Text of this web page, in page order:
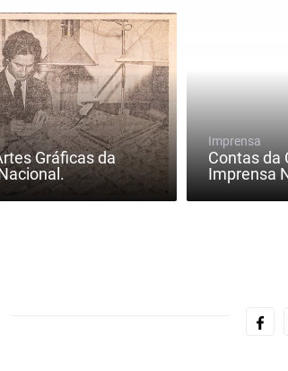
Gráficas da
Imprensa
Contas da
Imprensa